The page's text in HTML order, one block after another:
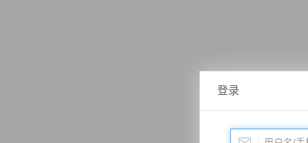
登录